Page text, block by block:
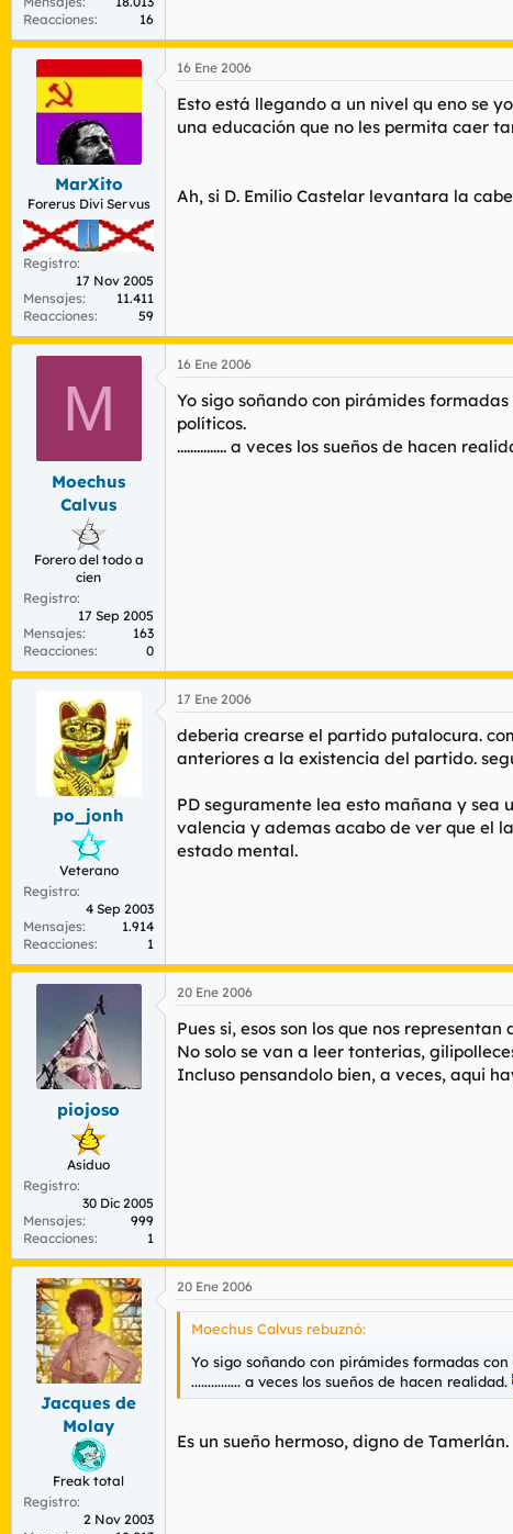
Reacciones
16
MarXito
Forerus Divi Servus
Registro
17 Nov 2005
Mensajes
11.411
Reacciones
59
16 Ene 2006
Esto está llegando a un nivel qu eno se
una educación que no les permita caer
Ah, si D. Emilio Castelar levantara la
M
Moechus
Calvus
Forero del todo a
cien
Registro
17 Sep 2005
Mensajes
163
Reacciones
0
16 Ene 2006
Yo sigo soñando con pirámides
políticos.
............... a veces los sueños de hacen
po_jonh
Veterano
Registro
4 Sep 2003
Mensajes
1.914
Reacciones
1
17 Ene 2006
deberia crearse el partido putalocura.
anteriores a la existencia del partido.
PD seguramente lea esto mañana y sea
valencia y ademas acabo de ver que el
estado mental.
piojoso
Asiduo
Registro
30 Dic 2005
Mensajes
999
Reacciones
1
20 Ene 2006
Pues si, esos son los que nos representan
No solo se van a leer tonterias,
Incluso pensandolo bien, a veces, aqui
Jacques de
Molay
Freak total
Registro
2 Nov 2003
20 Ene 2006
Moechus Calvus rebuznó:
Yo sigo soñando con pirámides formadas
............... a veces los sueños de hacen realidad.
Es un sueño hermoso, digno de Tamerlán.